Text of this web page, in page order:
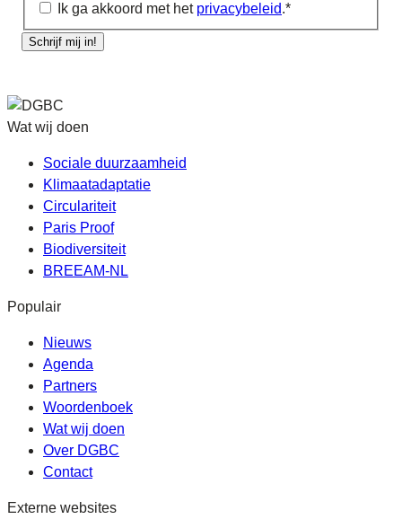
Ik ga akkoord met het privacybeleid.*
Schrijf mij in!
Wat wij doen
Sociale duurzaamheid
Klimaatadaptatie
Circulariteit
Paris Proof
Biodiversiteit
BREEAM-NL
Populair
Nieuws
Agenda
Partners
Woordenboek
Wat wij doen
Over DGBC
Contact
Externe websites